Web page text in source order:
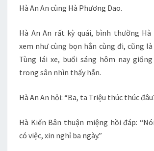
Hà An An cùng Hà Phương Dao.
Hà An An rất kỳ quái, bình thường Hà
xem như cùng bọn hắn cùng đi, cũng
Tùng lái xe, buổi sáng hôm nay
trong sân nhìn thấy hắn.
Hà An An hỏi: “Ba, ta Triệu thúc thúc
Hà Kiến Bân thuận miệng hồi đáp:
có việc, xin nghỉ ba ngày.”